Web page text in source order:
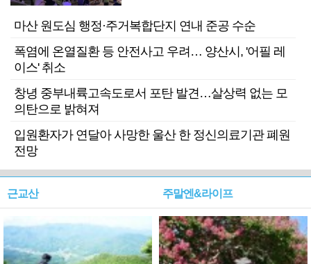
마산 원도심 행정·주거복합단지 연내 준공 수순
폭염에 온열질환 등 안전사고 우려… 양산시, '어필 레
이스' 취소
창녕 중부내륙고속도로서 포탄 발견…살상력 없는 모
의탄으로 밝혀져
입원환자가 연달아 사망한 울산 한 정신의료기관 폐원
전망
근교산 주말엔&라이프